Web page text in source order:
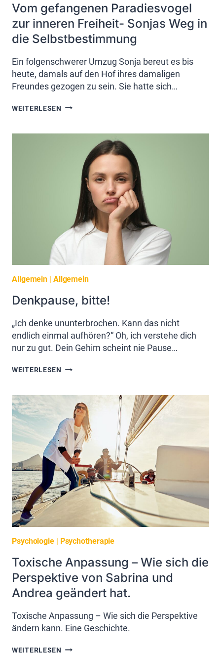
Vom gefangenen Paradiesvogel
zur inneren Freiheit- Sonjas Weg in
die Selbstbestimmung
Ein folgenschwerer Umzug Sonja bereut es bis
heute, damals auf den Hof ihres damaligen
Freundes gezogen zu sein. Sie hatte sich…
WEITERLESEN VOM
ZUR
FREIHEIT-
SONJAS
SELBSTBESTIMMUNG
Allgemein Allgemein
Denkpause, bitte!
„Ich denke ununterbrochen. Kann das nicht
endlich einmal aufhören?“ Oh, ich verstehe dich
nur zu gut. Dein Gehirn scheint nie Pause…
WEITERLESEN DENKPAUSE,
Psychologie| Psychotherapie
Toxische Anpassung – Wie sich die
Perspektive von Sabrina und
Andrea geändert hat.
Toxische Anpassung – Wie sich die Perspektive
ändern kann. Eine Geschichte.
WEITERLESEN TOXISCHE